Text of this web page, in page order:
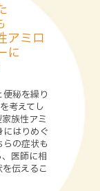
アミロ
に
秘を繰り
考えてし
族性アミ
にはりめぐ
の症状も
医師に相
伝えるこ